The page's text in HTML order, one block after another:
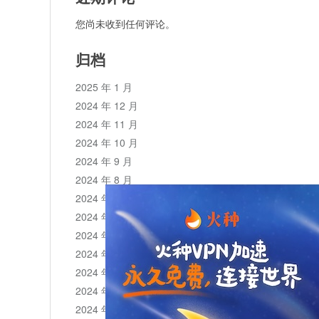
您尚未收到任何评论。
归档
2025 年 1 月
2024 年 12 月
2024 年 11 月
2024 年 10 月
2024 年 9 月
2024 年 8 月
2024 年 7 月
2024 年 6 月
2024 年 5 月
2024 年 4 月
2024 年 3 月
2024 年 2 月
2024 年 1 月